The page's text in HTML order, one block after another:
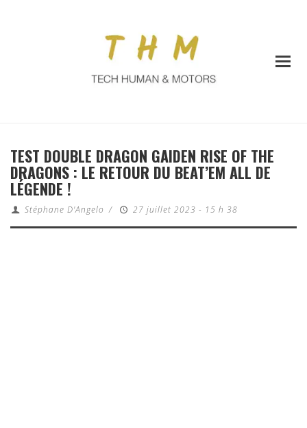
TEST DOUBLE DRAGON GAIDEN RISE OF THE
DRAGONS : LE RETOUR DU BEAT’EM ALL DE
LÉGENDE !
Stéphane D'Angelo / 27 juillet 2023 - 15 h 38